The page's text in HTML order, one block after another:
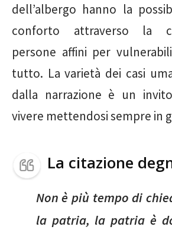
dell’albergo hanno la
conforto attraverso la
persone affini per
tutto. La varietà dei casi
dalla narrazione è un
vivere mettendosi sempre in
La citazione
Non è più tempo di
la patria, la patria è